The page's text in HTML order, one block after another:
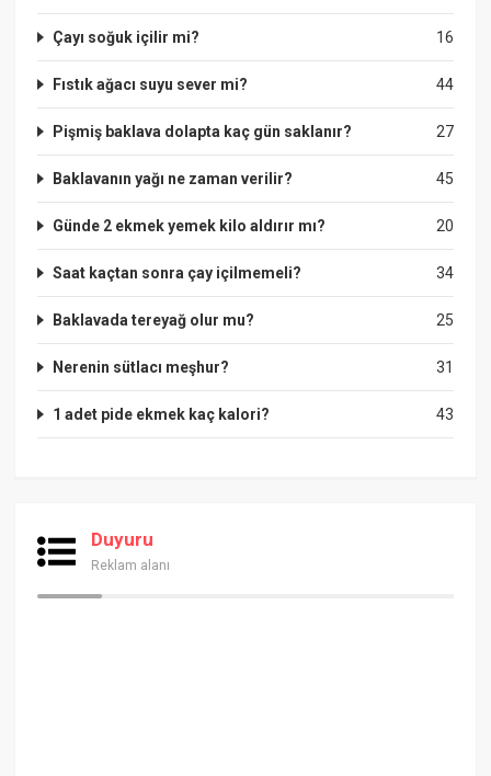
16
Çayı soğuk içilir mi?
44
Fıstık ağacı suyu sever mi?
27
Pişmiş baklava dolapta kaç gün saklanır?
45
Baklavanın yağı ne zaman verilir?
20
Günde 2 ekmek yemek kilo aldırır mı?
34
Saat kaçtan sonra çay içilmemeli?
25
Baklavada tereyağ olur mu?
31
Nerenin sütlacı meşhur?
43
1 adet pide ekmek kaç kalori?
Duyuru
Reklam alanı